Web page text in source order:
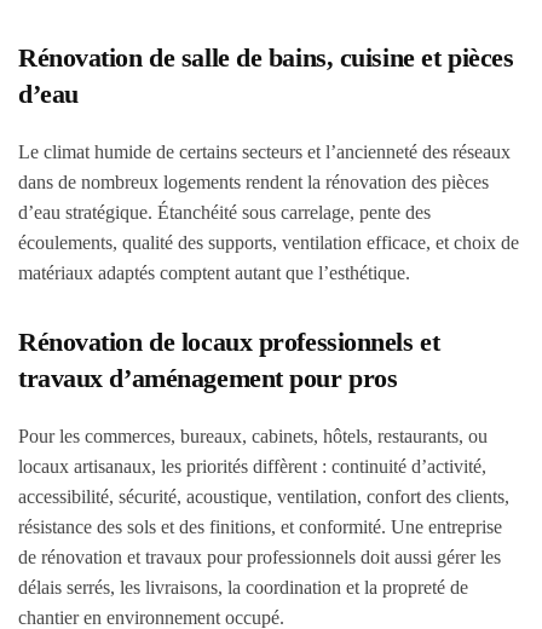
Rénovation de salle de bains, cuisine et pièces
d’eau
Le climat humide de certains secteurs et l’ancienneté des réseaux
dans de nombreux logements rendent la rénovation des pièces
d’eau stratégique. Étanchéité sous carrelage, pente des
écoulements, qualité des supports, ventilation efficace, et choix de
matériaux adaptés comptent autant que l’esthétique.
Rénovation de locaux professionnels et
travaux d’aménagement pour pros
Pour les commerces, bureaux, cabinets, hôtels, restaurants, ou
locaux artisanaux, les priorités diffèrent : continuité d’activité,
accessibilité, sécurité, acoustique, ventilation, confort des clients,
résistance des sols et des finitions, et conformité. Une entreprise
de rénovation et travaux pour professionnels doit aussi gérer les
délais serrés, les livraisons, la coordination et la propreté de
chantier en environnement occupé.